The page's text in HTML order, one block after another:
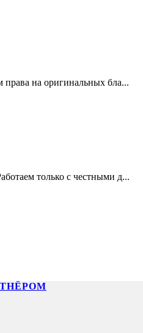
права на оригинальных бла...
только с честными д...